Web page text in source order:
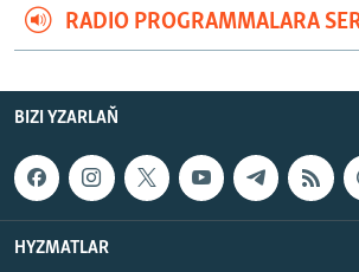
RADIO PROGRAMMALARA
BIZI YZARLAŇ
HYZMATLAR